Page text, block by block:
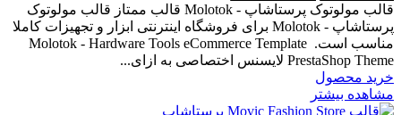
قالب مولوتوک پرستاشاپ - Molotok قالب ممتاز قالب مولوتوک
پرستاشاپ - Molotok برای فروشگاه اینترنتی ابزار و تجهیزات کاملا
مناسب است. Molotok - Hardware Tools eCommerce Template
PrestaShop Theme لایسنس اختصاصی به ازای...
خرید محصول
مشاهده بیشتر